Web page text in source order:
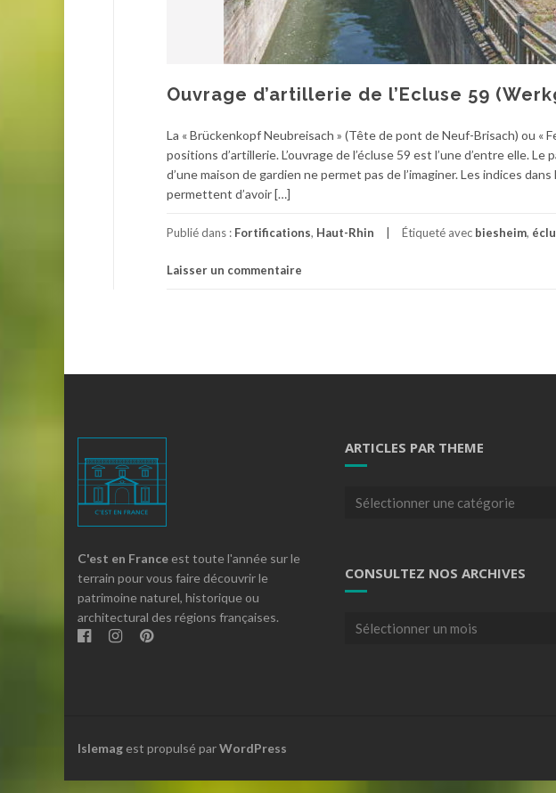
Ouvrage d’artillerie de l’Ecluse 59
La « Brückenkopf Neubreisach » (Tête de pont de Neuf-Brisach) ou «
positions d’artillerie. L’ouvrage de l’écluse 59 est l’une d’entre elle.
d’une maison de gardien ne permet pas de l’imaginer. Les indices
permettent d’avoir […]
Publié dans : Fortifications, Haut-Rhin Étiqueté avec biesheim,
Laisser un commentaire
C'est en France est toute l'année sur le
terrain pour vous faire découvrir le
patrimoine naturel, historique ou
architectural des régions françaises.
ARTICLES PAR THEME
Articles
CONSULTEZ NOS ARCHIVES
Consultez
Islemag est propulsé parWordPress